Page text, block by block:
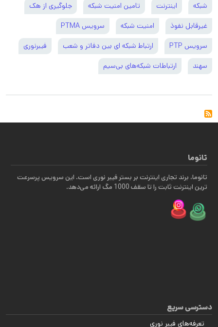
شبکه اینترنت تامین امنیت شبکه جلوگیری از هک
غیرقابل نفوذ امنیت شبکه سرویس PTMA
سرویس PTP ارتباط شبکه ای بین دفاتر و شعب فیبرنوری
سهند ارتباطات شبکه‌های بی‌سیم
تانوما
تانوما، برند تجاری اینترنت بر بستر فیبر نوری است. این سرویس پرسرعت
ترین اینترنت ثابت را تا سقف 1000 مگ ارائه می‌دهد.
دسترسی سریع
تعرفه‌های فیبر نوری